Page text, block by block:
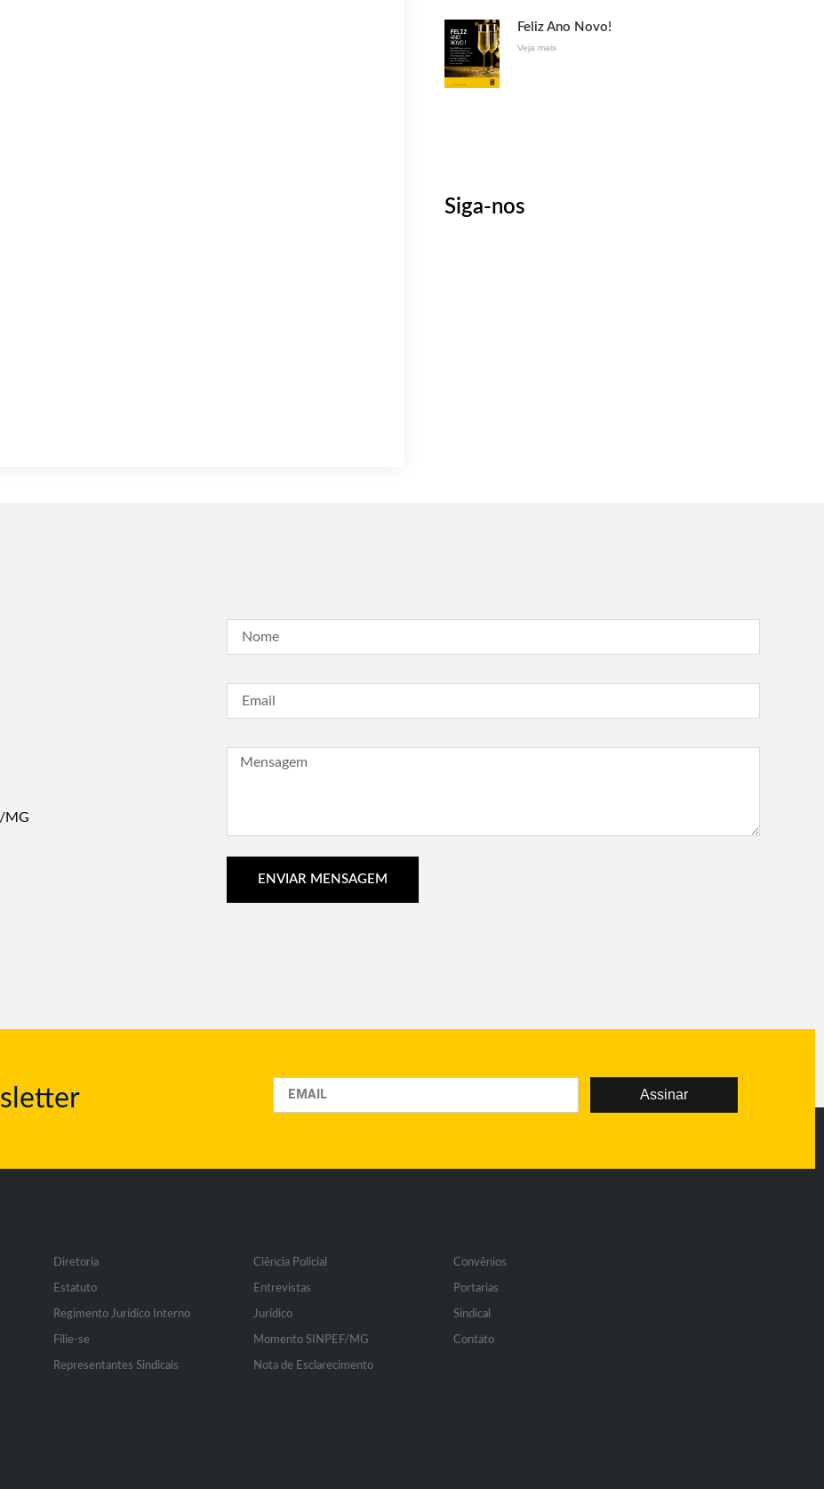
Feliz Ano Novo!
Veja mais
Siga-nos
MG
ENVIAR MENSAGEM
Assinar
Diretoria
Estatuto
Regimento Jurídico Interno
Filie-se
Representantes Sindicais
Ciência Policial
Entrevistas
Jurídico
Momento SINPEF/MG
Nota de Esclarecimento
Convênios
Portarias
Sindical
Contato